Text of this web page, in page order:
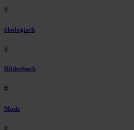
#
ökologisch
#
Bilderbuch
#
Mode
#